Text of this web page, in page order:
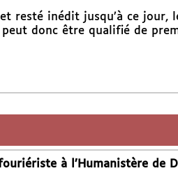
resté inédit jusqu’à ce
peut donc être qualifié de
à l’Humanistère de